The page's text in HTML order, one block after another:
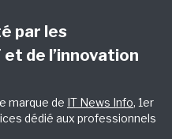
par les
de l’innovation
marque de IT News Info, 1er
dédié aux professionnels